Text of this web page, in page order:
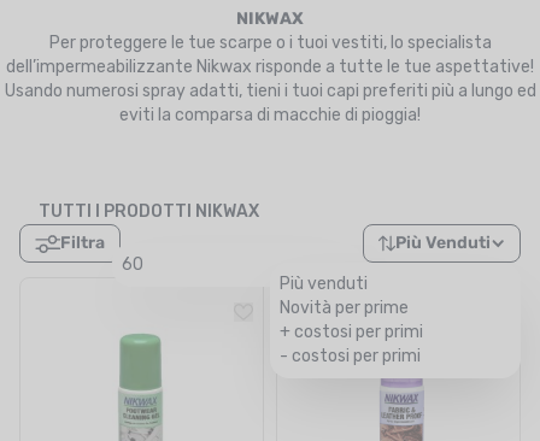
I MIEI PREFERITI
IL BLOG DEI TONTONS
NIKWAX
Per proteggere le tue scarpe o i tuoi vestiti, lo specialista
dell’impermeabilizzante Nikwax risponde a tutte le tue aspettative!
Usando numerosi spray adatti, tieni i tuoi capi preferiti più a lungo ed
eviti la comparsa di macchie di pioggia!
TUTTI I PRODOTTI NIKWAX
Filtra
60
Più Venduti
Più venduti
Novità per prime
+ costosi per primi
- costosi per primi